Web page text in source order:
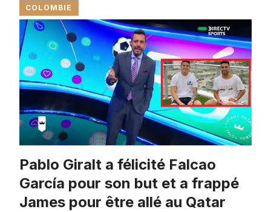
COLOMBIE
Pablo Giralt a félicité Falcao
García pour son but et a frappé
James pour être allé au Qatar